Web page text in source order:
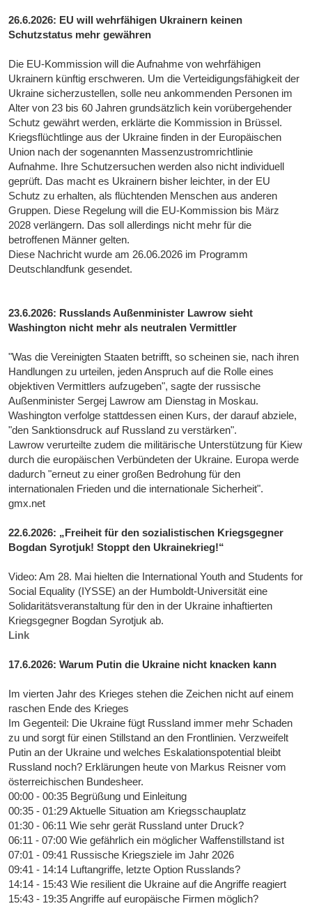
26.6.2026: EU will wehrfähigen Ukrainern keinen
Schutzstatus mehr gewähren
Die EU-Kommission will die Aufnahme von wehrfähigen
Ukrainern künftig erschweren. Um die Verteidigungsfähigkeit der
Ukraine sicherzustellen, solle neu ankommenden Personen im
Alter von 23 bis 60 Jahren grundsätzlich kein vorübergehender
Schutz gewährt werden, erklärte die Kommission in Brüssel.
Kriegsflüchtlinge aus der Ukraine finden in der Europäischen
Union nach der sogenannten Massenzustromrichtlinie
Aufnahme. Ihre Schutzersuchen werden also nicht individuell
geprüft. Das macht es Ukrainern bisher leichter, in der EU
Schutz zu erhalten, als flüchtenden Menschen aus anderen
Gruppen. Diese Regelung will die EU-Kommission bis März
2028 verlängern. Das soll allerdings nicht mehr für die
betroffenen Männer gelten.
Diese Nachricht wurde am 26.06.2026 im Programm
Deutschlandfunk gesendet.
23.6.2026: Russlands Außenminister Lawrow sieht
Washington nicht mehr als neutralen Vermittler
"Was die Vereinigten Staaten betrifft, so scheinen sie, nach ihren
Handlungen zu urteilen, jeden Anspruch auf die Rolle eines
objektiven Vermittlers aufzugeben", sagte der russische
Außenminister Sergej Lawrow am Dienstag in Moskau.
Washington verfolge stattdessen einen Kurs, der darauf abziele,
"den Sanktionsdruck auf Russland zu verstärken".
Lawrow verurteilte zudem die militärische Unterstützung für Kiew
durch die europäischen Verbündeten der Ukraine. Europa werde
dadurch "erneut zu einer großen Bedrohung für den
internationalen Frieden und die internationale Sicherheit".
gmx.net
22.6.2026: „Freiheit für den sozialistischen Kriegsgegner
Bogdan Syrotjuk! Stoppt den Ukrainekrieg!“
Video: Am 28. Mai hielten die International Youth and Students for
Social Equality (IYSSE) an der Humboldt-Universität eine
Solidaritätsveranstaltung für den in der Ukraine inhaftierten
Kriegsgegner Bogdan Syrotjuk ab.
Link
17.6.2026: Warum Putin die Ukraine nicht knacken kann
Im vierten Jahr des Krieges stehen die Zeichen nicht auf einem
raschen Ende des Krieges
Im Gegenteil: Die Ukraine fügt Russland immer mehr Schaden
zu und sorgt für einen Stillstand an den Frontlinien. Verzweifelt
Putin an der Ukraine und welches Eskalationspotential bleibt
Russland noch? Erklärungen heute von Markus Reisner vom
österreichischen Bundesheer.
00:00 - 00:35 Begrüßung und Einleitung
00:35 - 01:29 Aktuelle Situation am Kriegsschauplatz
01:30 - 06:11 Wie sehr gerät Russland unter Druck?
06:11 - 07:00 Wie gefährlich ein möglicher Waffenstillstand ist
07:01 - 09:41 Russische Kriegsziele im Jahr 2026
09:41 - 14:14 Luftangriffe, letzte Option Russlands?
14:14 - 15:43 Wie resilient die Ukraine auf die Angriffe reagiert
15:43 - 19:35 Angriffe auf europäische Firmen möglich?